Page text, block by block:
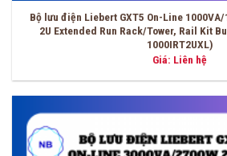
Bộ lưu điện Liebert GXT5 On-Line 1000VA/
2U Extended Run Rack/Tower, Rail Kit
1000IRT2UXL)
Giá: Liên hệ